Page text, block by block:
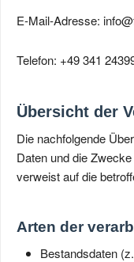
E-Mail-Adresse:
Telefon: +49 341
Übersicht der
Die nachfolgende
Daten und die
verweist auf die
Arten der
Bestandsdaten